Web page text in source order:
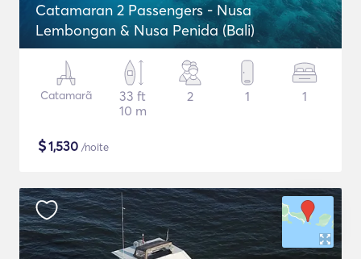
Catamaran 2 Passengers - Nusa
Lembongan & Nusa Penida (Bali)
Catamarã
33 ft
10 m
2 1 1
$1,530 /noite